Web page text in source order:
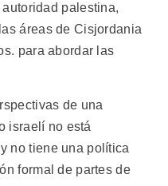
palestina,
áreas de Cisjordania
para abordar las
de una
israelí no está
no tiene una política
formal de partes de